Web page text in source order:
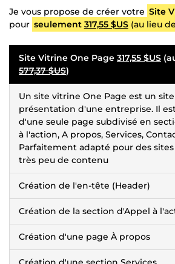
Je vous propose de créer votre Site
pour seulement 317,55 $US(au lieu
Site Vitrine One Page 317,55 $US
577,37 $US)
Un site vitrine One Page est un
présentation d'une entreprise. Il
d'une seule page subdivisé en
à l'action, A propos, Services,
Parfaitement adapté pour des
très peu de contenu
Création de l'en-tête (Header)
Création de la section d'Appel à
Création d'une page À propos